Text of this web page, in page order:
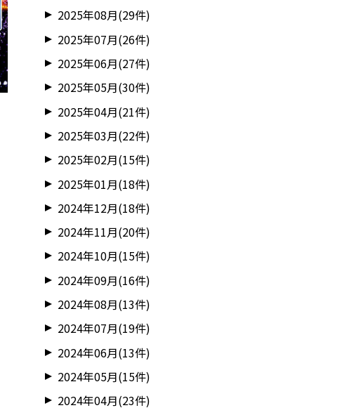
2025年08月(29件)
2025年07月(26件)
2025年06月(27件)
2025年05月(30件)
2025年04月(21件)
2025年03月(22件)
2025年02月(15件)
2025年01月(18件)
2024年12月(18件)
2024年11月(20件)
2024年10月(15件)
2024年09月(16件)
2024年08月(13件)
2024年07月(19件)
2024年06月(13件)
2024年05月(15件)
2024年04月(23件)